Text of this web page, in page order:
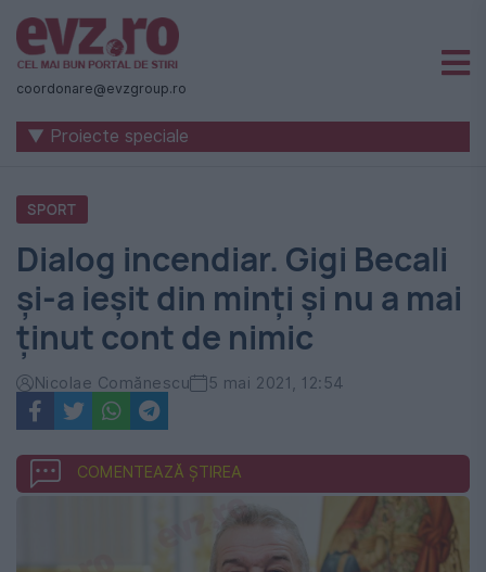
Știri
naționale
internaționale
România
-
Evenimentul
Zilei
coordonare@evzgroup.ro
▼ Proiecte speciale
SPORT
Dialog incendiar. Gigi Becali
și-a ieșit din minți și nu a mai
ținut cont de nimic
Nicolae Comănescu 5 mai 2021, 12:54
COMENTEAZĂ ȘTIREA